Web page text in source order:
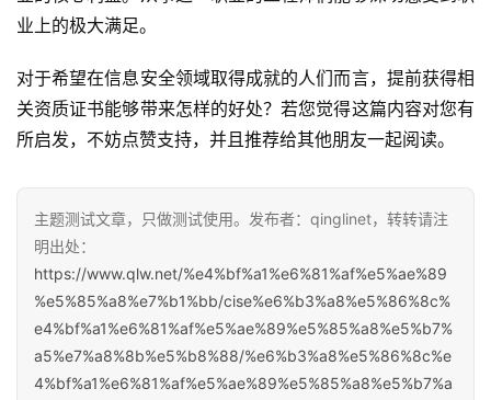
业上的极大满足。
对于希望在信息安全领域取得成就的人们而言，提前获得相
关资质证书能够带来怎样的好处？若您觉得这篇内容对您有
所启发，不妨点赞支持，并且推荐给其他朋友一起阅读。
主题测试文章，只做测试使用。发布者：qinglinet，转转请注
明出处：
https://www.qlw.net/%e4%bf%a1%e6%81%af%e5%ae%89
%e5%85%a8%e7%b1%bb/cise%e6%b3%a8%e5%86%8c%
e4%bf%a1%e6%81%af%e5%ae%89%e5%85%a8%e5%b7%
a5%e7%a8%8b%e5%b8%88/%e6%b3%a8%e5%86%8c%e
4%bf%a1%e6%81%af%e5%ae%89%e5%85%a8%e5%b7%a